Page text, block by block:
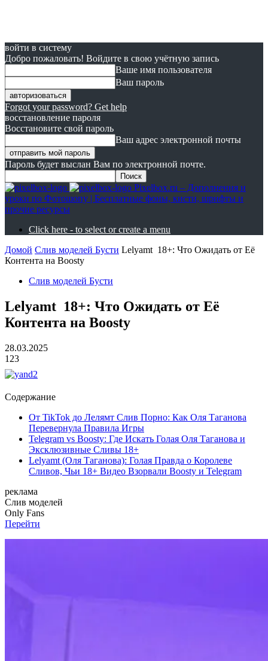
войти в систему
Добро пожаловать! Войдите в свою учётную запись
Ваше имя пользователя
Ваш пароль
Forgot your password? Get help
восстановление пароля
Восстановите свой пароль
Ваш адрес электронной почты
Пароль будет выслан Вам по электронной почте.
Pixelbox.ru – Дополнения и
уроки по Фотошопу | Бесплатные фоны, кисти, шрифты и
прочие ресурсы
Click here - to select or create a menu
Домой Слив моделей Бусти Lelyamt 18+: Что Ожидать от Её
Контента на Boosty
Слив моделей Бусти
Lelyamt 18+: Что Ожидать от Её
Контента на Boosty
28.03.2025
123
Содержание
От TikTok до Лелямт Слив Порно: Как Оля Таганова
Перевернула Правила Игры
Telegram vs Boosty: Где Искать Голая Оля Таганова и
Эксклюзивные Сливы 18+
Lelyamt (Оля Таганова): Голая Правда о Королеве
Сливов, Чьи 18+ Видео Взорвали Boosty и Telegram
реклама
Слив моделей
Only Fans
Перейти